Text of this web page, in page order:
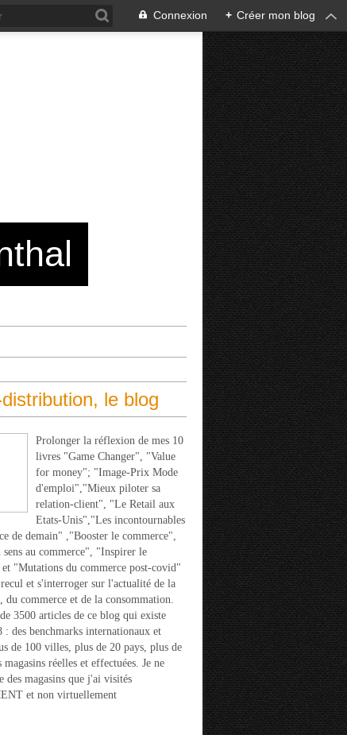
Connexion + Créer mon blog
le blog
Prolonger la réflexion de mes 10
livres "Game Changer", "Value
for money"; "Image-Prix Mode
d'emploi","Mieux piloter sa
relation-client", "Le Retail aux
Etats-Unis","Les incontournables
de demain" ,"Booster le commerce",
sens au commerce", "Inspirer le
"Mutations du commerce post-covid"
et s'interroger sur l'actualité de la
du commerce et de la consommation.
3500 articles de ce blog qui existe
: des benchmarks internationaux et
de 100 villes, plus de 20 pays, plus de
réelles et effectuées. Je ne
des magasins que j'ai visités
et non virtuellement